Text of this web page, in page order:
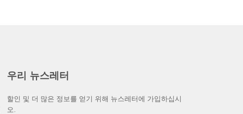
우리 뉴스레터
할인 및 더 많은 정보를 얻기 위해 뉴스레터에 가입하십시
오.